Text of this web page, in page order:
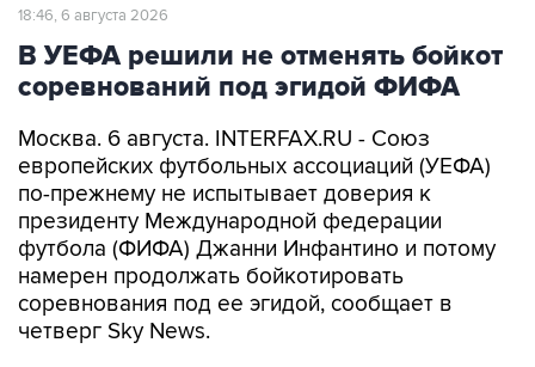
18:46, 6 августа 2026
В УЕФА решили не отменять бойкот
соревнований под эгидой ФИФА
Москва. 6 августа. INTERFAX.RU - Союз
европейских футбольных ассоциаций (УЕФА)
по-прежнему не испытывает доверия к
президенту Международной федерации
футбола (ФИФА) Джанни Инфантино и потому
намерен продолжать бойкотировать
соревнования под ее эгидой, сообщает в
четверг Sky News.